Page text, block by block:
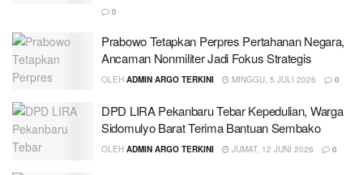
0
Prabowo Tetapkan Perpres Pertahanan Negara,
Ancaman Nonmiliter Jadi Fokus Strategis
OLEH ADMIN ARGO TERKINI MINGGU, 5 JULI 2026 0
DPD LIRA Pekanbaru Tebar Kepedulian, Warga
Sidomulyo Barat Terima Bantuan Sembako
OLEH ADMIN ARGO TERKINI JUMAT, 12 JUNI 2026 0